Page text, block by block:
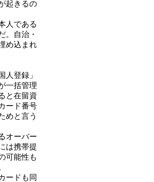
起きるの
人である
。自治・
め込まれ
登録」
一括管理
と在留資
ード番号
めと言う
オーバー
は携帯提
可能性も
ードも同